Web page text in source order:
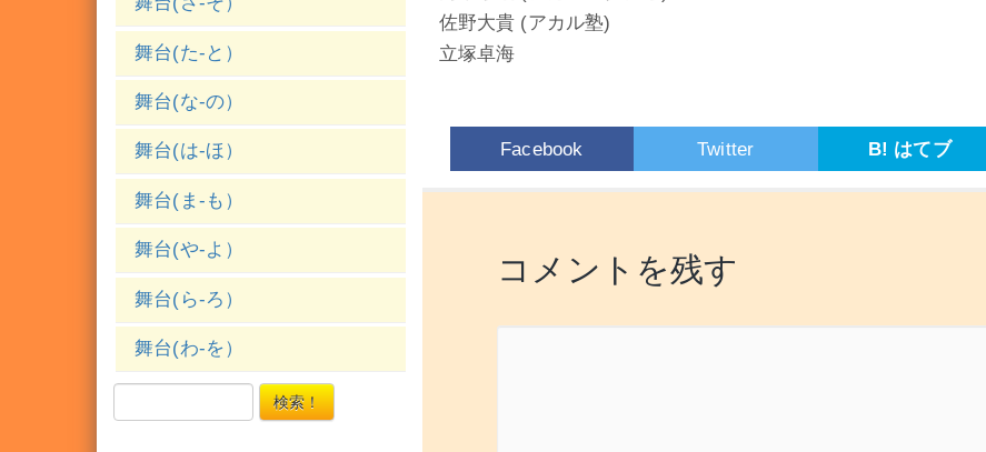
佐野大貴 (アカル塾)
立塚卓海
Facebook Twitter B! はてブ
コメントを残す
舞台(た-と）
舞台(な-の）
舞台(は-ほ）
舞台(ま-も）
舞台(や-よ）
舞台(ら-ろ）
舞台(わ-を）
検索！